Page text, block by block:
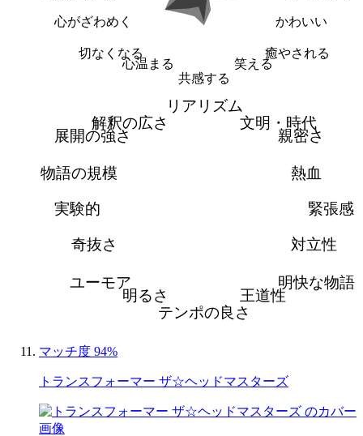
かわいい
癒やされる
笑える
共感する
心温まる
切なくなる
心がざわめく
リアリズム
文明・時代
親密さ
熱血
緊張感
対立性
明快な物語
王道性
テンポの良さ
明るさ
ユーモア
奇抜さ
実験的
物語の規模
展開の強さ
解釈の広さ
マッチ度 94%
トランスフォーマー ザ☆ヘッドマスターズ